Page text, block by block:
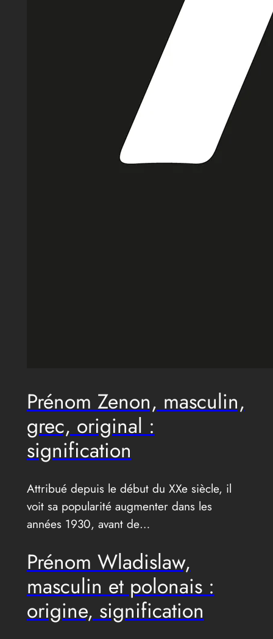
Prénom Zenon, masculin,
grec, original :
signification
Attribué depuis le début du XXe siècle, il
voit sa popularité augmenter dans les
années 1930, avant de…
Prénom Wladislaw,
masculin et polonais :
origine, signification